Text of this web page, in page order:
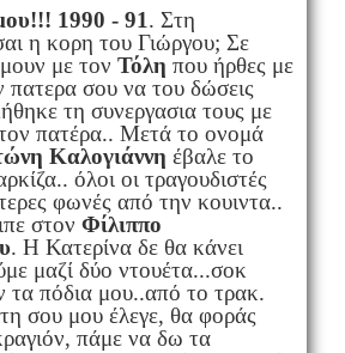
1990 - 91. Στη
η κορη του Γιώργου; Σε
με τον Τόλη που ήρθες με
πατερα σου να του δώσεις
τη συνεργασια τους με
πατέρα.. Μετά το ονομά
Καλογιάννη έβαλε το
όλοι οι τραγουδιστές
φωνές από την κουιντα..
στον Φίλιππο
. Η Κατερίνα δε θα κάνει
μαζί δύο ντουέτα...σοκ
πόδια μου..από το τρακ.
σου μου έλεγε, θα φοράς
πάμε να δω τα